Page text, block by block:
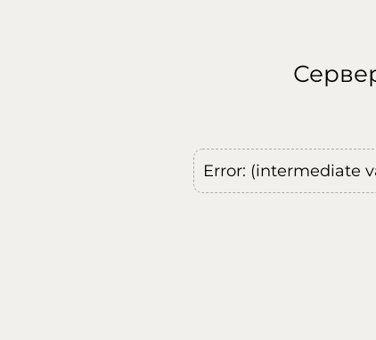
Error: (intermediate